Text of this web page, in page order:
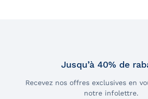
Jusqu’à 40% de
Recevez nos offres exclusives en
notre infolettre.